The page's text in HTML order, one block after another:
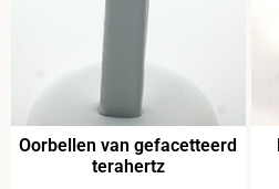
Oorbellen van gefacetteerd
terahertz